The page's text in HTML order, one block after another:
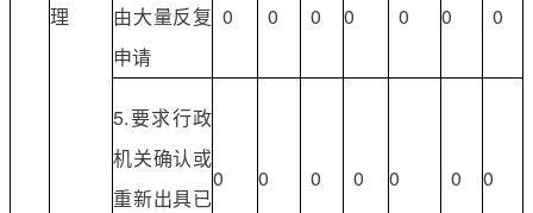
理
由大量反复
申请
0 0 0 0 0 0 0
5.要求行政
机关确认或
重新出具已
0 0 0 0 0 0 0